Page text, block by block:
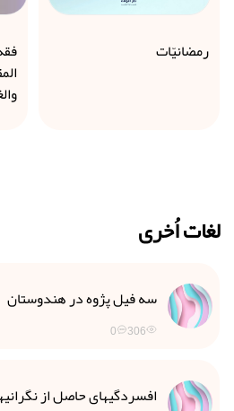
رمضانيّات
لغات اُخرى
سه فیل پژوه در هندوستان
306
0
افسردگی­های حاصل از